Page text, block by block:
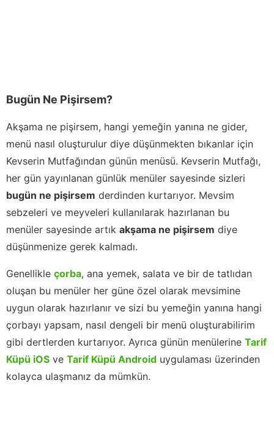
Bugün Ne Pişirsem?
Akşama ne pişirsem, hangi yemeğin yanına ne gider,
menü nasıl oluşturulur diye düşünmekten bıkanlar için
Kevserin Mutfağından günün menüsü. Kevserin Mutfağı,
her gün yayınlanan günlük menüler sayesinde sizleri
bugün ne pişirsem derdinden kurtarıyor. Mevsim
sebzeleri ve meyveleri kullanılarak hazırlanan bu
menüler sayesinde artık akşama ne pişirsem diye
düşünmenize gerek kalmadı.
Genellikle çorba, ana yemek, salata ve bir de tatlıdan
oluşan bu menüler her güne özel olarak mevsimine
uygun olarak hazırlanır ve sizi bu yemeğin yanına hangi
çorbayı yapsam, nasıl dengeli bir menü oluşturabilirim
gibi dertlerden kurtarıyor. Ayrıca günün menülerine Tarif
Küpü iOS ve Tarif Küpü Android uygulaması üzerinden
kolayca ulaşmanız da mümkün.